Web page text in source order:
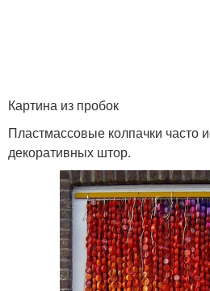
Картина из пробок
Пластмассовые колпачки часто
декоративных штор.